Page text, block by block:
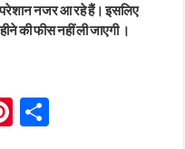
परेशान नजर आ रहे हैं। इसलिए
की फीस नहीं ली जाएगी ।
Pi